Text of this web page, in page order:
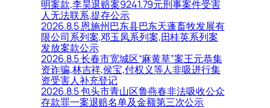
明案款,李昊退赔案9241.79元刑事案件受害
人无法联系,提存公示
2026.8.5 恩施州巴东县巴东天蓬畜牧发展有
限公司系列案,邓玉凤系列案,田桂英系列案
发放案款公示
2026.8.5 长春市宽城区“麻黄草”案王元恭集
资诈骗,林吉祥,侯宝,付权义等人非吸进行集
资受害人补充登记
2026.8.5 包头市青山区鲁燕春非法吸收公众
存款罪一案退赔名单及金额第三次公示